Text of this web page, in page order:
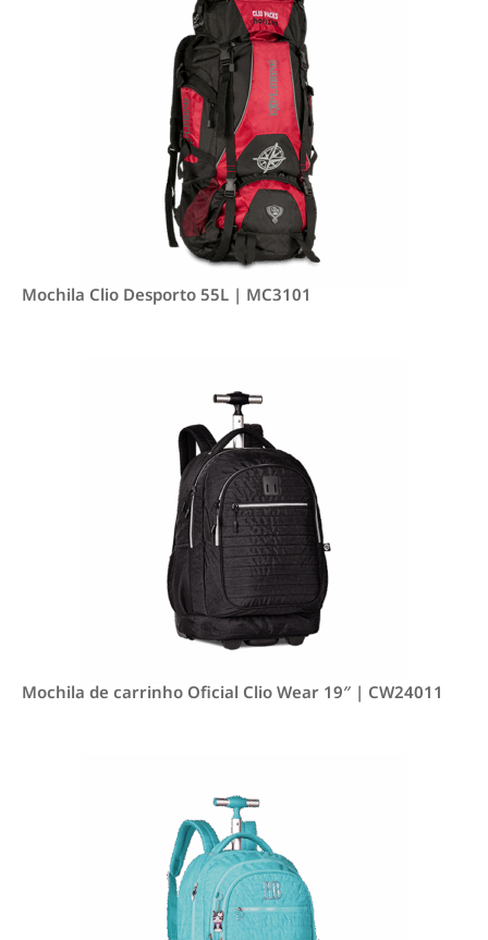
Mochila Clio Desporto 55L | MC3101
Mochila de carrinho Oficial Clio Wear 19″ | CW24011